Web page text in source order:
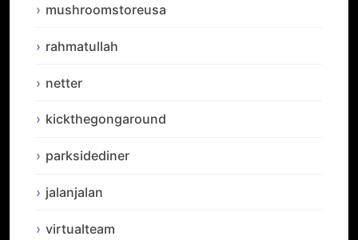
mushroomstoreusa
rahmatullah
netter
kickthegongaround
parksidediner
jalanjalan
virtualteam